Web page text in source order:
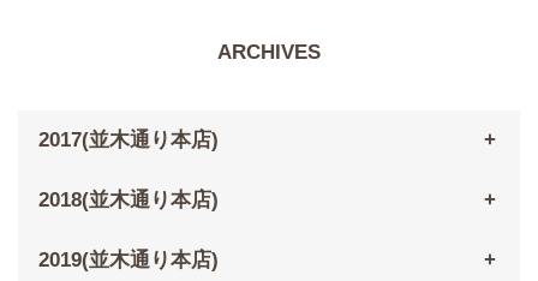
ARCHIVES
2017(並木通り本店)
2018(並木通り本店)
2019(並木通り本店)